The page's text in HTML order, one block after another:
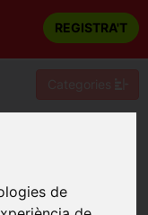
de
REGISTRA'T